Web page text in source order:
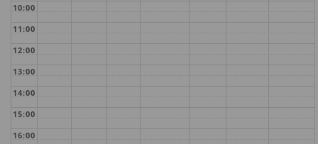
10:00
11:00
12:00
13:00
14:00
15:00
16:00